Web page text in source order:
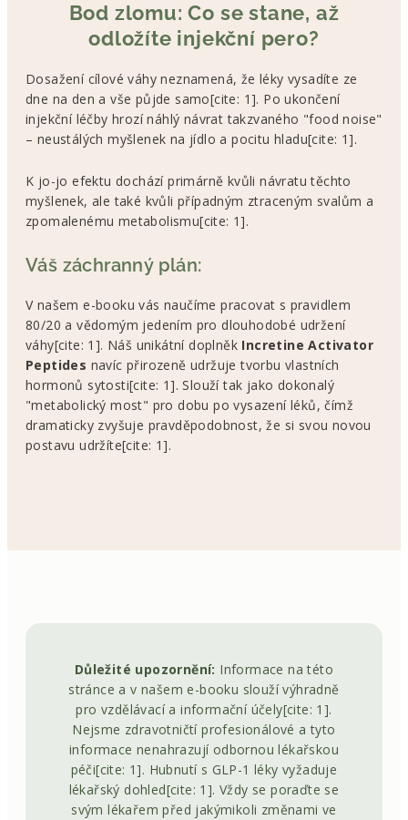
Bod zlomu: Co se stane, až
odložíte injekční pero?
Dosažení cílové váhy neznamená, že léky vysadíte ze
dne na den a vše půjde samo[cite: 1]. Po ukončení
injekční léčby hrozí náhlý návrat takzvaného "food noise"
– neustálých myšlenek na jídlo a pocitu hladu[cite: 1].
K jo-jo efektu dochází primárně kvůli návratu těchto
myšlenek, ale také kvůli případným ztraceným svalům a
zpomalenému metabolismu[cite: 1].
Váš záchranný plán:
V našem e-booku vás naučíme pracovat s pravidlem
80/20 a vědomým jedením pro dlouhodobé udržení
váhy[cite: 1]. Náš unikátní doplněk Incretine Activator
Peptides navíc přirozeně udržuje tvorbu vlastních
hormonů sytosti[cite: 1]. Slouží tak jako dokonalý
"metabolický most" pro dobu po vysazení léků, čímž
dramaticky zvyšuje pravděpodobnost, že si svou novou
postavu udržíte[cite: 1].
Důležité upozornění: Informace na této
stránce a v našem e-booku slouží výhradně
pro vzdělávací a informační účely[cite: 1].
Nejsme zdravotničtí profesionálové a tyto
informace nenahrazují odbornou lékařskou
péči[cite: 1]. Hubnutí s GLP-1 léky vyžaduje
lékařský dohled[cite: 1]. Vždy se poraďte se
svým lékařem před jakýmikoli změnami ve